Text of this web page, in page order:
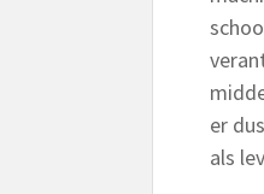
er
als